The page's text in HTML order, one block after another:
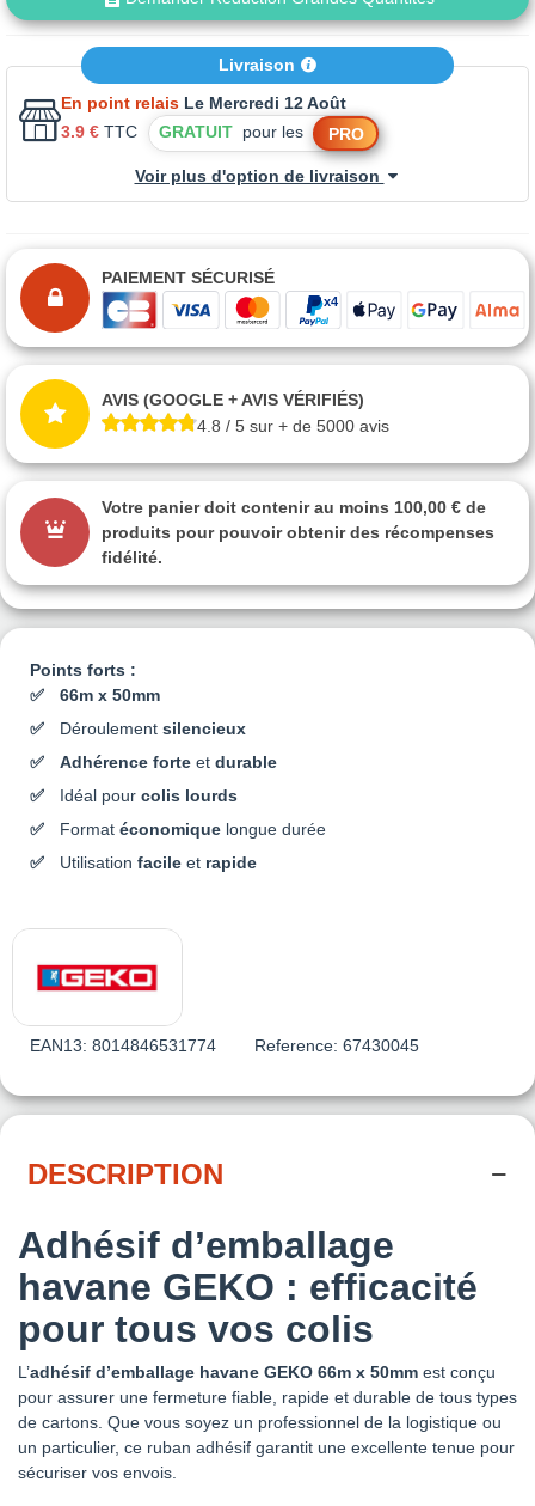
Points forts :
66m x 50mm
Déroulement silencieux
Adhérence forte et durable
Idéal pour colis lourds
Format économique longue durée
Utilisation facile et rapide
EAN13: 8014846531774 Reference: 67430045
Livraison
En point relais Le Mercredi 12 Août
3.9 € TTC GRATUIT pour les PRO
Voir plus d'option de livraison
PAIEMENT SÉCURISÉ
AVIS (GOOGLE + AVIS VÉRIFIÉS)
4.8 / 5 sur + de 5000 avis
Votre panier doit contenir au moins 100,00 € de
produits pour pouvoir obtenir des récompenses
fidélité.
DESCRIPTION
Adhésif d’emballage
havane GEKO : efficacité
pour tous vos colis
L’adhésif d’emballage havane GEKO 66m x 50mm est conçu
pour assurer une fermeture fiable, rapide et durable de tous types
de cartons. Que vous soyez un professionnel de la logistique ou
un particulier, ce ruban adhésif garantit une excellente tenue pour
sécuriser vos envois.